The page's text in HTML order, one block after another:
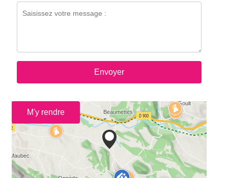
Envoyer
M'y rendre